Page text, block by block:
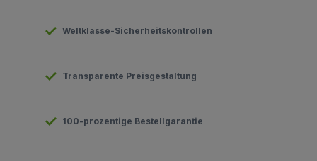
Weltklasse-Sicherheitskontrollen
Transparente Preisgestaltung
100-prozentige Bestellgarantie